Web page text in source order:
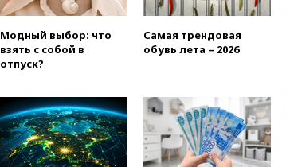
Модный выбор: что
взять с собой в
отпуск?
Самая трендовая
обувь лета – 2026